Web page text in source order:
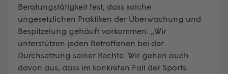
Beratungstätigkeit fest, dass solche
ungesetzlichen Praktiken der Überwachung und
Bespitzelung gehäuft vorkommen. „Wir
unterstützen jeden Betroffenen bei der
Durchsetzung seiner Rechte. Wir gehen auch
davon aus, dass im konkreten Fall der Sports